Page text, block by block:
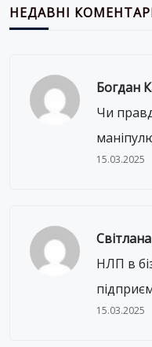
НЕДАВНІ
Богдан
Чи
15.03.2025
Світлана
НЛП в
15.03.2025